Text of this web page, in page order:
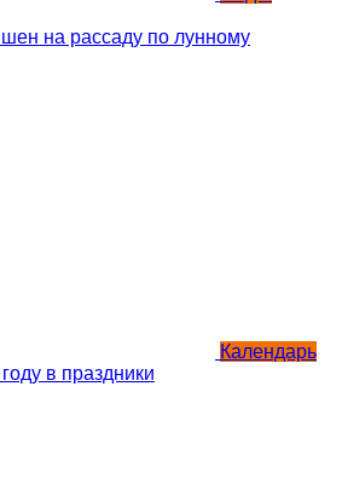
на рассаду по лунному
Календарь
в праздники